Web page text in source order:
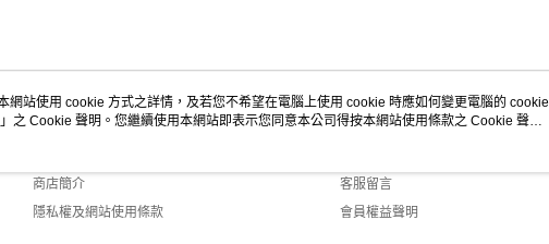
關於我們
商店簡介
隱私權及網站使用條款
客服資訊
客服留言
會員權益聲明
網站使用 cookie 方式之詳情，及若您不希望在電腦上使用 cookie 時應如何變更電腦的 cookie
」之 Cookie 聲明。您繼續使用本網站即表示您同意本公司得按本網站使用條款之 Cookie 聲明